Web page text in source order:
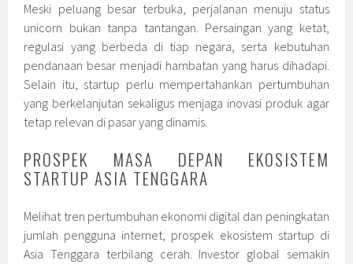
Meski peluang besar terbuka, perjalanan menuju status
unicorn bukan tanpa tantangan. Persaingan yang ketat,
regulasi yang berbeda di tiap negara, serta kebutuhan
pendanaan besar menjadi hambatan yang harus dihadapi.
Selain itu, startup perlu mempertahankan pertumbuhan
yang berkelanjutan sekaligus menjaga inovasi produk agar
tetap relevan di pasar yang dinamis.
PROSPEK MASA DEPAN EKOSISTEM
STARTUP ASIA TENGGARA
Melihat tren pertumbuhan ekonomi digital dan peningkatan
jumlah pengguna internet, prospek ekosistem startup di
Asia Tenggara terbilang cerah. Investor global semakin